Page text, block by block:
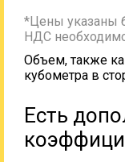
*Цены указаны
НДС
Объем, также
кубометра в
Есть